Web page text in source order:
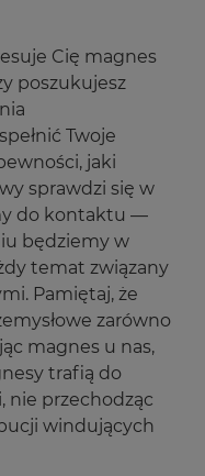
Cię magnes
poszukujesz
Twoje
jaki
sprawdzi się w
do kontaktu —
będziemy w
temat związany
Pamiętaj, że
zarówno
magnes u nas,
trafią do
nie przechodząc
windujących